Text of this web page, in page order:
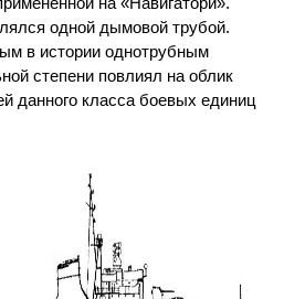
одной дымовой трубой.
в истории однотрубным
степени повлиял на облик
данного класса боевых единиц